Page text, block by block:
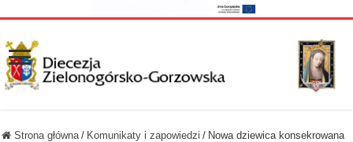
Strona główna / Komunikaty i zapowiedzi / Nowa dziewica konsekrowana